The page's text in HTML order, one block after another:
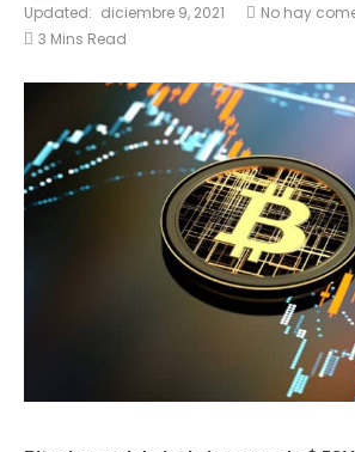
Updated: diciembre 9, 2021
No hay
3 Mins Read